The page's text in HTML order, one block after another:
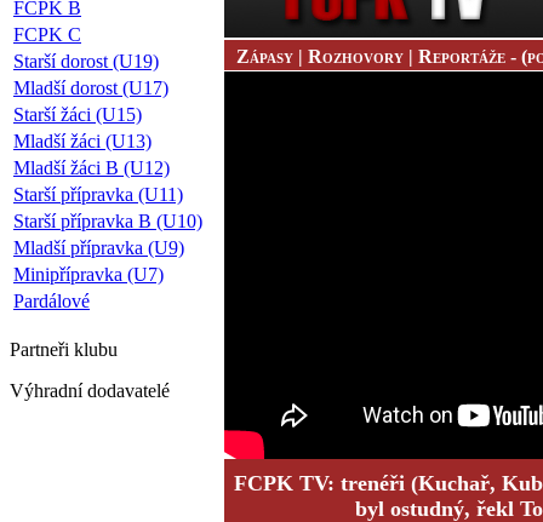
FCPK B
FCPK C
Starší dorost (U19)
Mladší dorost (U17)
Starší žáci (U15)
Mladší žáci (U13)
Mladší žáci B (U12)
Starší přípravka (U11)
Starší přípravka B (U10)
Mladší přípravka (U9)
Minipřípravka (U7)
Pardálové
Partneři klubu
Výhradní dodavatelé
Zápasy | Rozhovory | Reportáže -
FCPK TV: trenéři (Kuchař,
byl ostudný, řekl